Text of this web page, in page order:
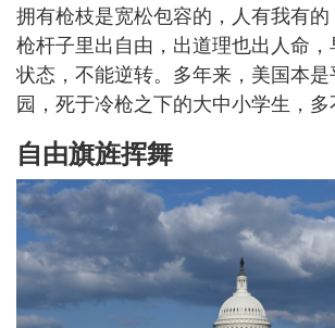
拥有枪枝是宽松包容的，人有我有的
枪杆子里出自由，出道理也出人命
状态，不能逆转。多年来，美国本是
园，死于冷枪之下的大中小学生，多
自由旗旌挥舞